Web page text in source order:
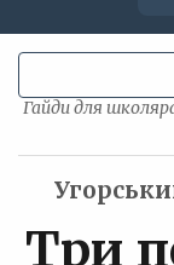
Гайди для
Три